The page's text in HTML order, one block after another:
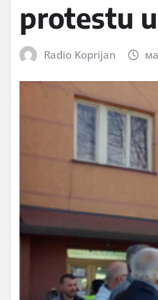
protestu
Radio Koprijan